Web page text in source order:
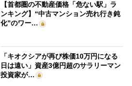
【首都圏の不動産価格「危ない駅」ラ
ンキング】“中古マンション売れ行き鈍
化”のワー…
「キオクシアが再び株価10万円になる
日は遠い」資産3億円超のサラリーマン
投資家が…